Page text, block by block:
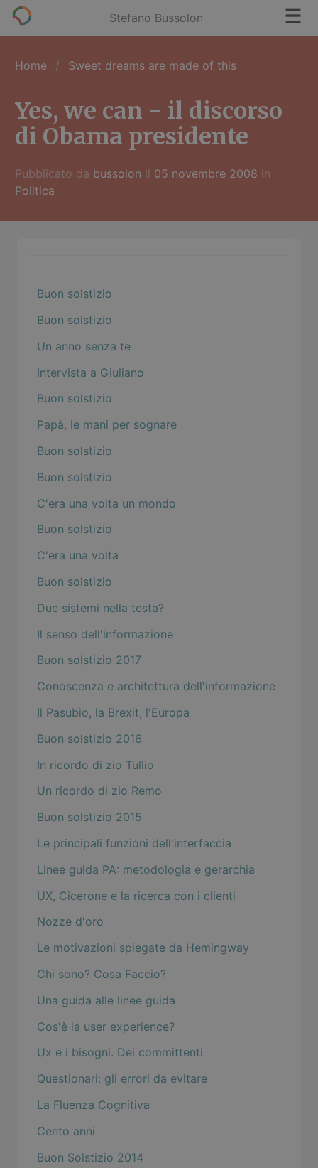
Stefano Bussolon
Home Sweet dreams are made of this
Yes, we can - il discorso
di Obama presidente
Pubblicato da bussolon il 05 novembre 2008 in
Politica
Buon solstizio
Buon solstizio
Un anno senza te
Intervista a Giuliano
Buon solstizio
Papà, le mani per sognare
Buon solstizio
Buon solstizio
C'era una volta un mondo
Buon solstizio
C'era una volta
Buon solstizio
Due sistemi nella testa?
Il senso dell'informazione
Buon solstizio 2017
Conoscenza e architettura dell'informazione
Il Pasubio, la Brexit, l'Europa
Buon solstizio 2016
In ricordo di zio Tullio
Un ricordo di zio Remo
Buon solstizio 2015
Le principali funzioni dell'interfaccia
Linee guida PA: metodologia e gerarchia
UX, Cicerone e la ricerca con i clienti
Nozze d'oro
Le motivazioni spiegate da Hemingway
Chi sono? Cosa Faccio?
Una guida alle linee guida
Cos'è la user experience?
Ux e i bisogni. Dei committenti
Questionari: gli errori da evitare
La Fluenza Cognitiva
Cento anni
Buon Solstizio 2014